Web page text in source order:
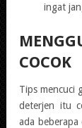
ingat
COCOK
Tips mencuci
deterjen itu
ada